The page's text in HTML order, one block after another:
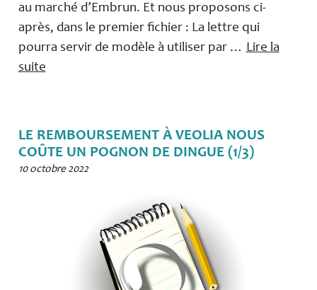
au marché d’Embrun. Et nous proposons ci-
après, dans le premier fichier : La lettre qui
pourra servir de modèle à utiliser par … Lire la
suite
LE REMBOURSEMENT À VEOLIA NOUS
COÛTE UN POGNON DE DINGUE (1/3)
10 octobre 2022